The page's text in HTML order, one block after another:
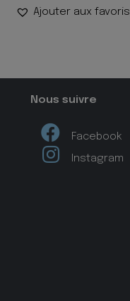
Ajouter aux favoris
Nous suivre
Facebook
Instagram